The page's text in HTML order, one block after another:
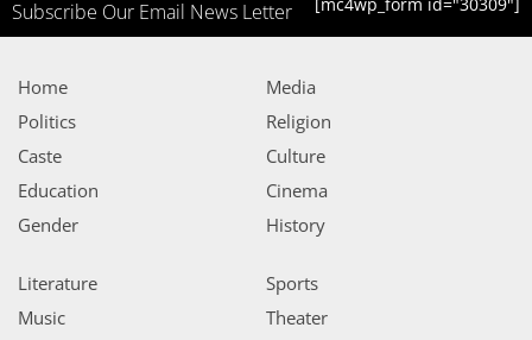
Subscribe Our Email News Letter
Home
Politics
Caste
Education
Gender
Media
Religion
Culture
Cinema
History
Literature
Music
Sports
Theater